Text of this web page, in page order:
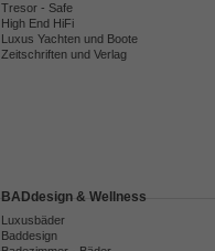
Tresor - Safe
High End HiFi
Luxus Yachten und Boote
Zeitschriften und Verlag
BADdesign & Wellness
Luxusbäder
Baddesign